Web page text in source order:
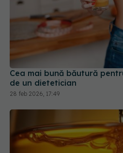
Cea mai bună băutură
de un dietetician
28 feb 2026, 17:49